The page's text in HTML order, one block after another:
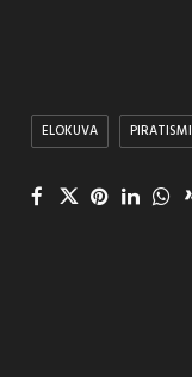
ELOKUVA PIRATISMI